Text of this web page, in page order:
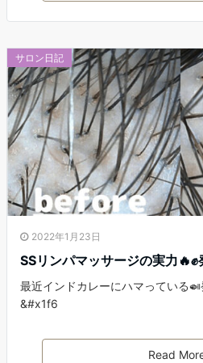
サロン日記
2022年1月23日
SSリンパマッサージの実力
最近インドカレーにハマっている
&#x1f6
Read